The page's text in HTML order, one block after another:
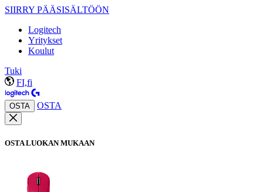
SIIRRY PÄÄSISÄLTÖÖN
Logitech
Yritykset
Koulut
Tuki
FI,fi
OSTA OSTA
OSTA LUOKAN MUKAAN